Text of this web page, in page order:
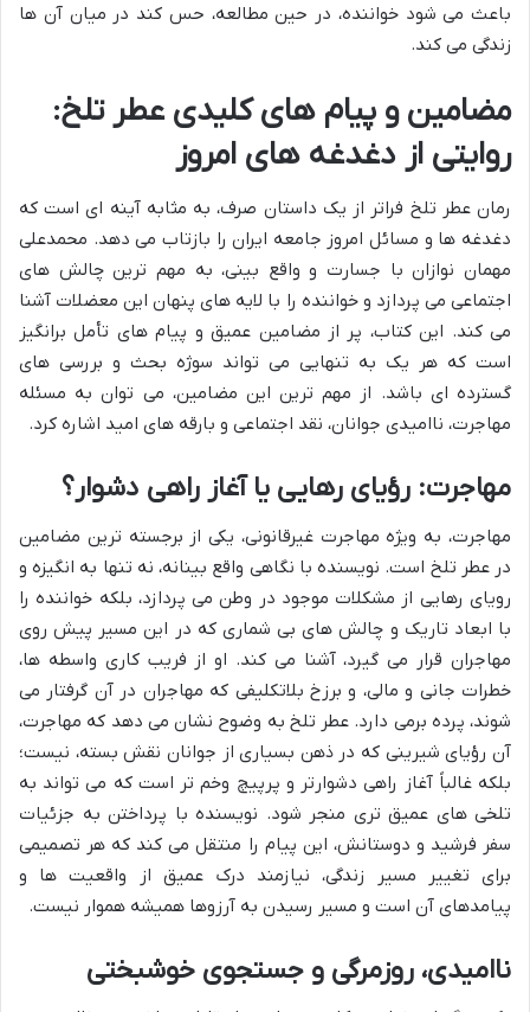
باعث می شود خواننده، در حین مطالعه، حس کند در میان آن ها
زندگی می کند.
مضامین و پیام های کلیدی عطر تلخ:
روایتی از دغدغه های امروز
رمان عطر تلخ فراتر از یک داستان صرف، به مثابه آینه ای است که
دغدغه ها و مسائل امروز جامعه ایران را بازتاب می دهد. محمدعلی
مهمان نوازان با جسارت و واقع بینی، به مهم ترین چالش های
اجتماعی می پردازد و خواننده را با لایه های پنهان این معضلات آشنا
می کند. این کتاب، پر از مضامین عمیق و پیام های تأمل برانگیز
است که هر یک به تنهایی می تواند سوژه بحث و بررسی های
گسترده ای باشد. از مهم ترین این مضامین، می توان به مسئله
مهاجرت، ناامیدی جوانان، نقد اجتماعی و بارقه های امید اشاره کرد.
مهاجرت: رؤیای رهایی یا آغاز راهی دشوار؟
مهاجرت، به ویژه مهاجرت غیرقانونی، یکی از برجسته ترین مضامین
در عطر تلخ است. نویسنده با نگاهی واقع بینانه، نه تنها به انگیزه و
رویای رهایی از مشکلات موجود در وطن می پردازد، بلکه خواننده را
با ابعاد تاریک و چالش های بی شماری که در این مسیر پیش روی
مهاجران قرار می گیرد، آشنا می کند. او از فریب کاری واسطه ها،
خطرات جانی و مالی، و برزخ بلاتکلیفی که مهاجران در آن گرفتار می
شوند، پرده برمی دارد. عطر تلخ به وضوح نشان می دهد که مهاجرت،
آن رؤیای شیرینی که در ذهن بسیاری از جوانان نقش بسته، نیست؛
بلکه غالباً آغاز راهی دشوارتر و پرپیچ وخم تر است که می تواند به
تلخی های عمیق تری منجر شود. نویسنده با پرداختن به جزئیات
سفر فرشید و دوستانش، این پیام را منتقل می کند که هر تصمیمی
برای تغییر مسیر زندگی، نیازمند درک عمیق از واقعیت ها و
پیامدهای آن است و مسیر رسیدن به آرزوها همیشه هموار نیست.
ناامیدی، روزمرگی و جستجوی خوشبختی